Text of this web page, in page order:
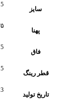
سایز
پهنا
فاق
قطر رینگ
تاریخ تولید